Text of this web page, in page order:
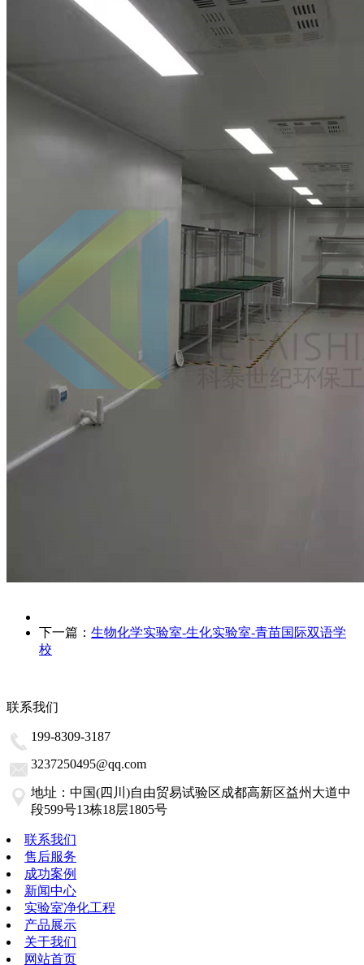
下一篇： 生物化学实验室-生化实验室-青苗国际双语学
校
联系我们
199-8309-3187
3237250495@qq.com
地址：中国(四川)自由贸易试验区成都高新区益州大道中
段599号13栋18层1805号
联系我们
售后服务
成功案例
新闻中心
实验室净化工程
产品展示
关于我们
网站首页